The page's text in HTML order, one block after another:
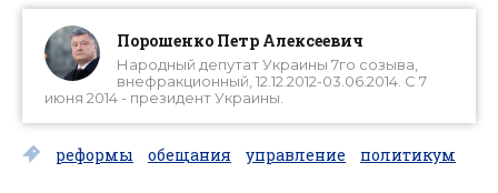
Порошенко Петр Алексеевич
Народный депутат Украины 7го созыва,
внефракционный, 12.12.2012-03.06.2014. С 7
июня 2014 - президент Украины.
реформы обещания управление политикум